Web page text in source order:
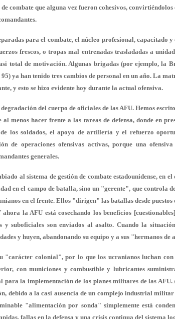
combate que alguna vez fueron cohesivos, convirtiéndolos
para el combate, el núcleo profesional, capacitado
frescos, o tropas mal entrenadas trasladadas a
total de motivación. Algunas brigadas (por ejemplo, la
ya han tenido tres cambios de personal en un año. La
y esto se hizo evidente hoy durante la actual ofensiva.
del cuerpo de oficiales de las AFU. Hemos
menos hacer frente a las tareas de defensa, donde en
los soldados, el apoyo de artillería y el refuerzo
de operaciones ofensivas activas, porque una
generales.
al sistema de gestión de combate estadounidense, en
en el campo de batalla, sino un "gerente", que controla
en el frente. Ellos "dirigen" las batallas desde
la AFU está cosechando los beneficios
y suboficiales son enviados al asalto. Cuando la
y huyen, abandonando su equipo y a sus "hermanos
"carácter colonial", por lo que los ucranianos luchan
con municiones y combustible y lubricantes
para la implementación de los planes militares de las
debido a la casi ausencia de un complejo industrial
"alimentación por sonda" simplemente está
fallas en la defensa y una crisis continua del sistema